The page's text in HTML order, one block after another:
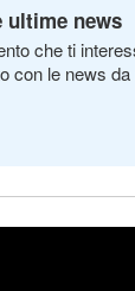
ultime news
che ti
con le news da